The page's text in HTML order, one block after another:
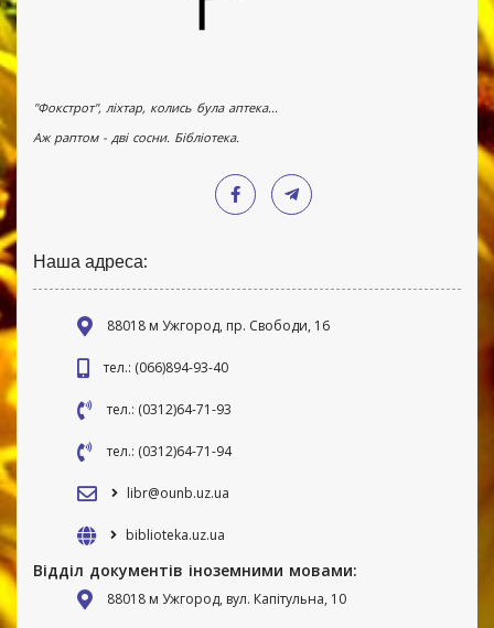
"Фокстрот", ліхтар, колись була аптека...
Аж раптом - дві сосни. Бібліотека.
Наша адреса:
88018 м Ужгород, пр. Свободи, 16
тел.: (066)894-93-40
тел.: (0312)64-71-93
тел.: (0312)64-71-94
libr@ounb.uz.ua
biblioteka.uz.ua
Відділ документів іноземними мовами:
88018 м Ужгород, вул. Капітульна, 10